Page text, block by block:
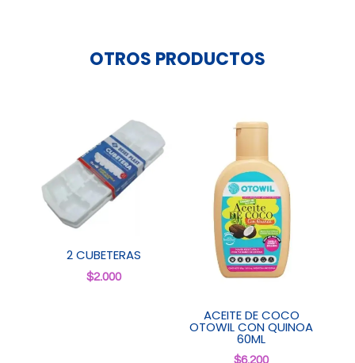
OTROS PRODUCTOS
2 CUBETERAS
$2.000
ACEITE DE COCO
OTOWIL CON QUINOA
60ML
$6.200